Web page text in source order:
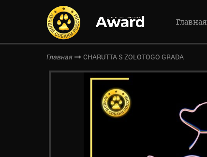
Главная
Главная CHARUTTA S ZOLOTOGO GRADA